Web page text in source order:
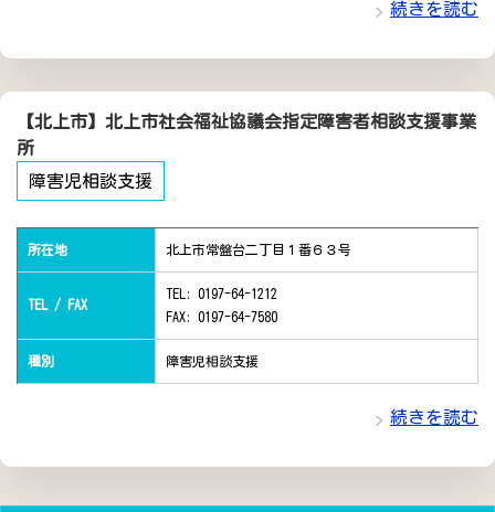
続きを読む
【北上市】北上市社会福祉協議会指定障害者相談支援事業
所
障害児相談支援
所在地 北上市常盤台二丁目１番６３号
TEL / FAX
TEL: 0197-64-1212
FAX: 0197-64-7580
種別 障害児相談支援
続きを読む